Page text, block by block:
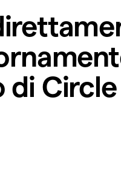
di Circle